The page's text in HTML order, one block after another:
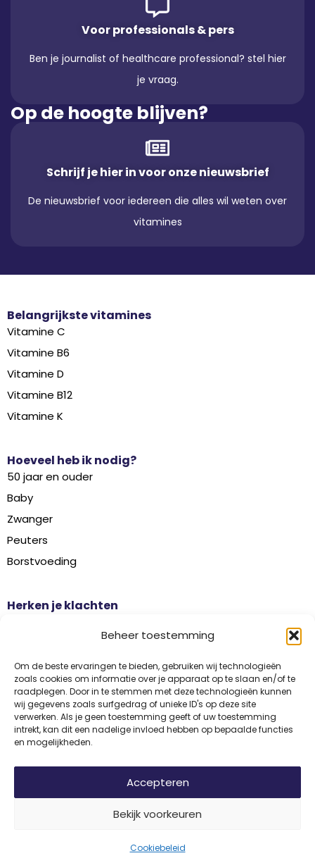
Beheer toestemming
Om de beste ervaringen te bieden, gebruiken wij technologieën
zoals cookies om informatie over je apparaat op te slaan en/of te
raadplegen. Door in te stemmen met deze technologieën kunnen
wij gegevens zoals surfgedrag of unieke ID's op deze site
verwerken. Als je geen toestemming geeft of uw toestemming
intrekt, kan dit een nadelige invloed hebben op bepaalde functies
en mogelijkheden.
Accepteren
Bekijk voorkeuren
Cookiebeleid
Voor professionals & pers
Ben je journalist of healthcare professional? stel hier
je vraag.
Op de hoogte blijven?
Schrijf je hier in voor onze nieuwsbrief
De nieuwsbrief voor iedereen die alles wil weten over
vitamines
Belangrijkste vitamines
Vitamine C
Vitamine B6
Vitamine D
Vitamine B12
Vitamine K
Hoeveel heb ik nodig?
50 jaar en ouder
Baby
Zwanger
Peuters
Borstvoeding
Herken je klachten
Griep
Haaruitval
Overgangsklachten
DisclaimerPrivacyAlgemene voorwaarden
© 2026 Vitamine Informatiebureau | Copyright | Met trots ontwikkeld